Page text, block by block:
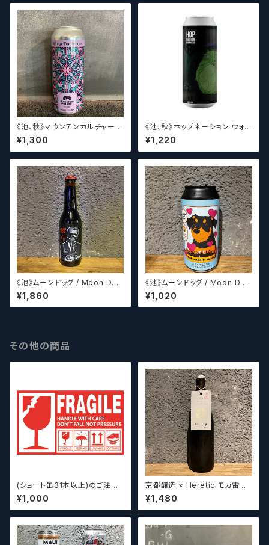
《池、秋》マウンテンカルチャー
スプラージフォースプーンズ / M
ountain Culture Splurge Fo
r Spoons
¥1,300
《池、秋》ホップネーション ウォー
クビトウィーンレインドロップス
/ Hop Nation Walk Betwee
n Raindrop
¥1,220
《池》ムーンドッグ / Moon Dog
XII
¥1,860
《池》ムーンドッグ / Moon Dog
Rescue All Stars(パッケージ
デザイン8種からランダムに発送
させていただきます。)
¥1,020
その他の商品
(ショート缶31本以上)のご注文
の場合いこちらをご購入くださ
い。 【クラフトビール】
¥1,000
京都醸造 × Heretic モカ雷神 /
Kyoto × Heretic MOCHA T
HUNDER【クラフトビールシザ
ーズ】
¥1,480